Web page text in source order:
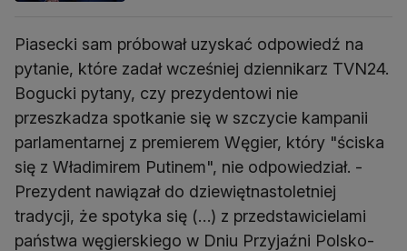
Piasecki sam próbował uzyskać odpowiedź na
pytanie, które zadał wcześniej dziennikarz TVN24.
Bogucki pytany, czy prezydentowi nie
przeszkadza spotkanie się w szczycie kampanii
parlamentarnej z premierem Węgier, który "ściska
się z Władimirem Putinem", nie odpowiedział. -
Prezydent nawiązał do dziewiętnastoletniej
tradycji, że spotyka się (…) z przedstawicielami
państwa węgierskiego w Dniu Przyjaźni Polsko-